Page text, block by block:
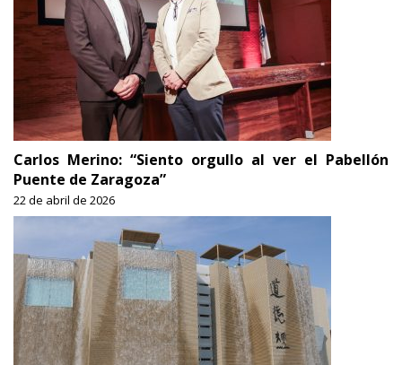
Carlos Merino: “Siento orgullo al ver el Pabellón
Puente de Zaragoza”
22 de abril de 2026